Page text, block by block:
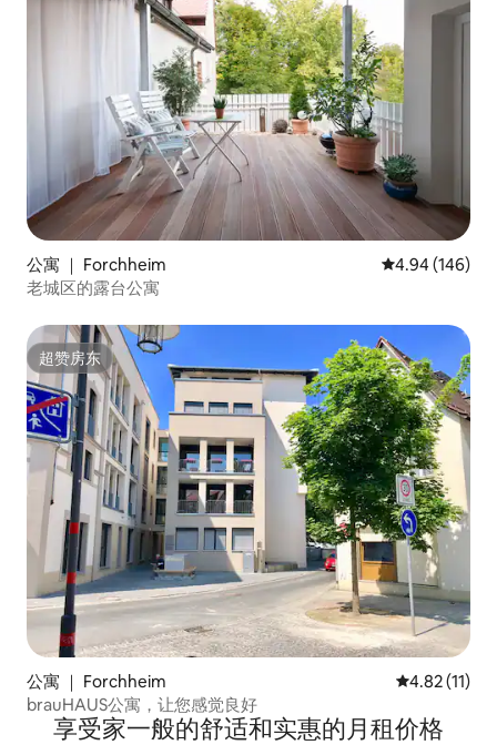
公寓 ｜ Forchheim 平均评分 4.94
4.94 (146)
老城区的露台公寓
超赞房东
超赞房东
公寓 ｜ Forchheim 平均评分
4.82 (11)
brauHAUS公寓，让您感觉良好
享受家一般的舒适和实惠的月租价格